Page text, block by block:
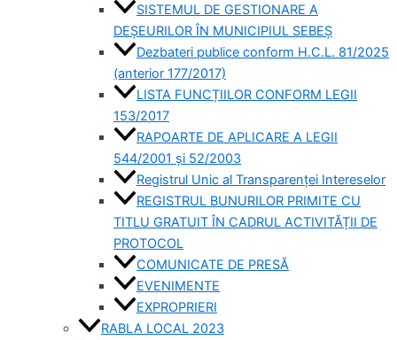
SISTEMUL DE GESTIONARE A
DEȘEURILOR ÎN MUNICIPIUL SEBEȘ
Dezbateri publice conform H.C.L. 81/2025
(anterior 177/2017)
LISTA FUNCȚIILOR CONFORM LEGII
153/2017
RAPOARTE DE APLICARE A LEGII
544/2001 și 52/2003
Registrul Unic al Transparenței Intereselor
REGISTRUL BUNURILOR PRIMITE CU
TITLU GRATUIT ÎN CADRUL ACTIVITĂȚII DE
PROTOCOL
COMUNICATE DE PRESĂ
EVENIMENTE
EXPROPRIERI
RABLA LOCAL 2023